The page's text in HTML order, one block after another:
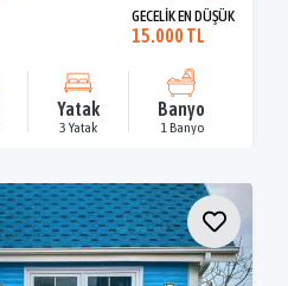
GECELİK EN DÜŞÜK
15.000 TL
Yatak
3 Yatak
Banyo
1 Banyo